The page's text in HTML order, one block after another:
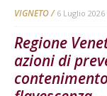
VIGNETO 6 Luglio 2026
Regione
azioni di